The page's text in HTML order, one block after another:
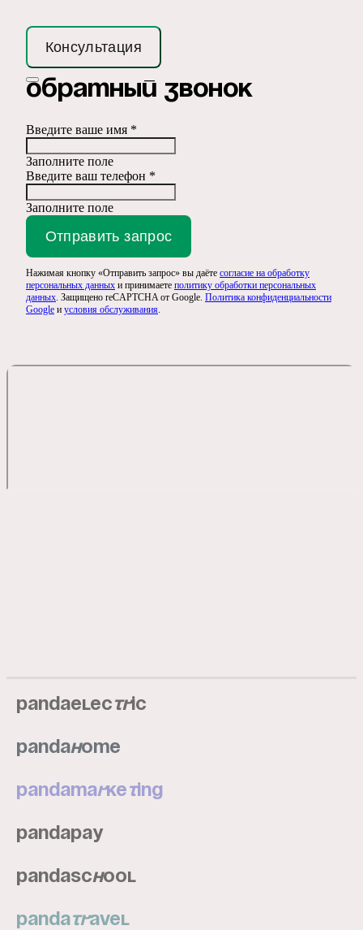
Консультация
Обратный звонок
Введите ваше имя *
Заполните поле
Введите ваш телефон *
Заполните поле
Отправить запрос
Нажимая кнопку «Отправить запрос» вы даёте согласие на обработку
персональных данных и принимаете политику обработки персональных
данных . Защищено reCAPTCHA от Google. Политика конфиденциальности
Google и условия обслуживания
pandaelectric
pandahome
pandamarketing
pandapay
pandaschool
pandatravel